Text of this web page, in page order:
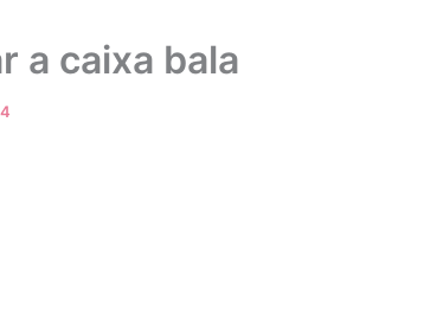
a caixa bala